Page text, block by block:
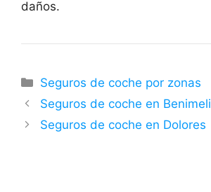
daños.
Categorías
Seguros de coche por zonas
Seguros de coche en Benimeli
Seguros de coche en Dolores